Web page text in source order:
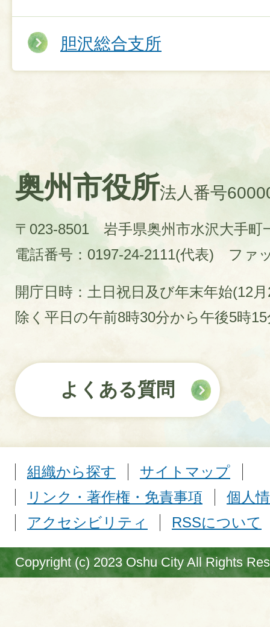
胆沢総合支所
奥州市役所法人番号
〒023-8501 岩手県奥州市水沢大手町
電話番号：0197-24-2111(代表)
ファ
開庁日時：土日祝日及び年末年始(12
除く平日の午前8時30分から午後5時
よくある質問
組織から探す
サイトマップ
リンク・著作権・免責事項
個人
アクセシビリティ
RSSについて
Copyright (c) 2023 Oshu City All Rights